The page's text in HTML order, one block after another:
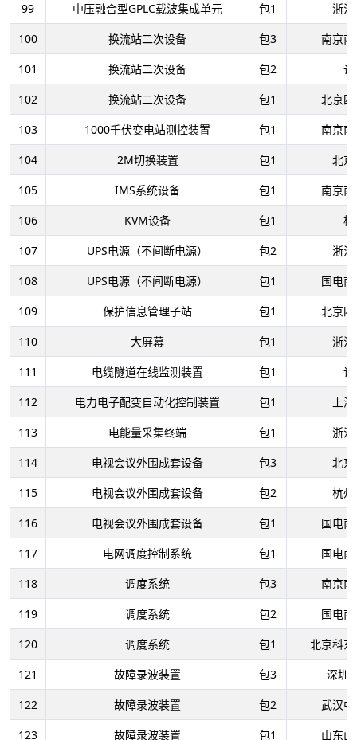
99
中压融合型GPLC载波集成单元 包1
浙
100
换流站二次设备 包3
南京
101
换流站二次设备 包2
102
换流站二次设备 包1
北京
103
1000千伏变电站测控装置 包1
南京
104
2M切换装置 包1
北
105
IMS系统设备 包1
南京
106
KVM设备 包1
107
UPS电源（不间断电源） 包2
浙
108
UPS电源（不间断电源） 包1
国电
109
保护信息管理子站 包1
北京
110
大屏幕 包1
浙
111
电缆隧道在线监测装置 包1
112
电力电子配变自动化控制装置 包1
上
113
电能量采集终端 包1
浙
114
电视会议外围成套设备 包3
北
115
电视会议外围成套设备 包2
杭
116
电视会议外围成套设备 包1
国电
117
电网调度控制系统 包1
国电
118
调度系统 包3
南京
119
调度系统 包2
国电
120
调度系统 包1
北京科
121
故障录波装置 包3
深圳
122
故障录波装置 包2
武汉
123
故障录波装置 包1 山东